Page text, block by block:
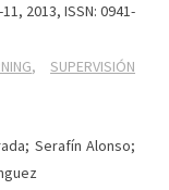
2013, ISSN: 0941-
,SUPERVISIÓN
Serafín Alonso;